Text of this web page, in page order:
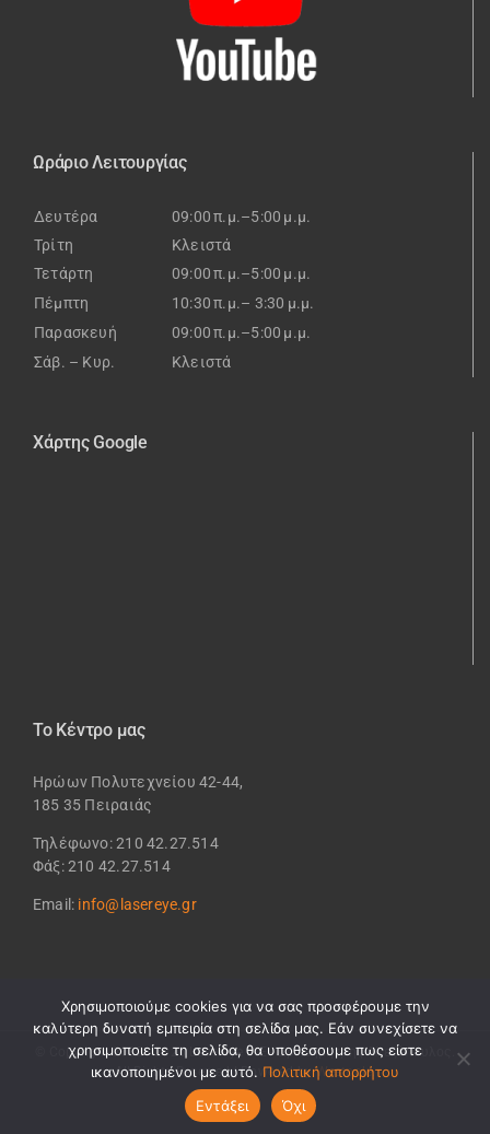
Ωράριο Λειτουργίας
Δευτέρα
09:00 π.μ.–5:00 μ.μ.
Τρίτη
Κλειστά
Τετάρτη
09:00 π.μ.–5:00 μ.μ.
Πέμπτη
10:30 π.μ.– 3:30 μ.μ.
Παρασκευή
09:00 π.μ.–5:00 μ.μ.
Σάβ. – Κυρ.
Κλειστά
Χάρτης Google
Το Κέντρο μας
Ηρώων Πολυτεχνείου 42-44,
185 35 Πειραιάς
Τηλέφωνο: 210 42.27.514
Φάξ: 210 42.27.514
Email: info@lasereye.gr
© Copyright 2002 -2026 Lasereye IKE - Δρ. Δημήτρης Αλεξόπουλος.
All Rights Reserved | Powered byWestpole.
YouTube
Χρησιμοποιούμε cookies για να σας προσφέρουμε την
καλύτερη δυνατή εμπειρία στη σελίδα μας. Εάν συνεχίσετε να
χρησιμοποιείτε τη σελίδα, θα υποθέσουμε πως είστε
ικανοποιημένοι με αυτό. Πολιτική απορρήτου
Εντάξει
Όχι